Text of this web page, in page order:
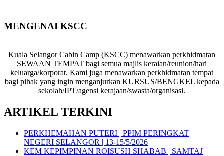
MENGENAI KSCC
Kuala Selangor Cabin Camp (KSCC) menawarkan perkhidmatan
SEWAAN TEMPAT bagi semua majlis keraian/reunion/hari
keluarga/korporat. Kami juga menawarkan perkhidmatan tempat
bagi pihak yang ingin menganjurkan KURSUS/BENGKEL kepada
sekolah/IPT/agensi kerajaan/swasta/organisasi.
ARTIKEL TERKINI
PERKHEMAHAN PUTERI | PPIM PERINGKAT
NEGERI SELANGOR | 13-15/5/2026
KEM KEPIMPINAN ROISUSH SHABAB | SAMTAJ